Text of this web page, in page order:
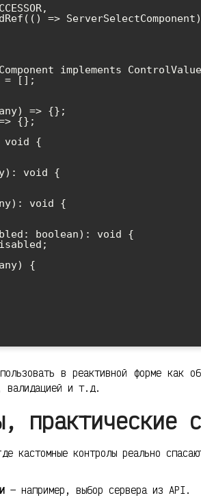
implements
в реактивной форме как
валидацией и т.д.
практические
кастомные контролы реально
— например, выбор сервера из API.